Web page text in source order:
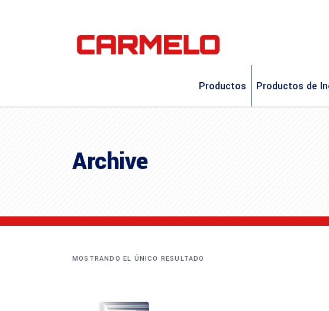
Productos Productos de
Archive
MOSTRANDO EL ÚNICO RESULTADO